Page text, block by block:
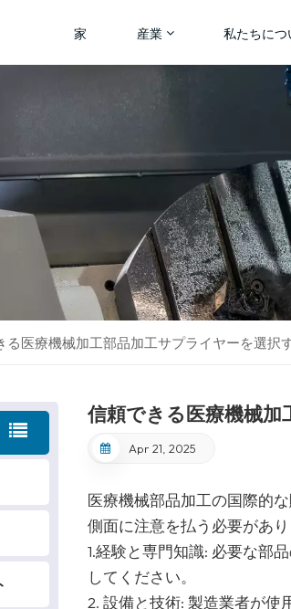
家 産業 私たちにつ
る医療機械加工部品加工サプライヤーを選択
信頼できる医療機械
Apr 21, 2025
医療機械部品加工の国際的
側面に注意を払う必要があり
1.経験と専門知識: 必要な部
してください。
2. 設備と技術: 製造業者が